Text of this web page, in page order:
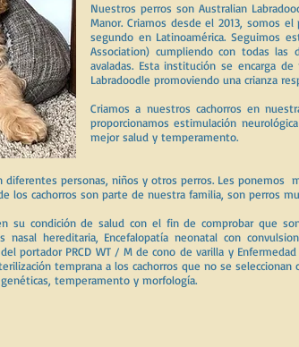
Nuestros perros son Australian
Manor. Criamos desde el 2013, somos
segundo en Latinoamérica. Seguimos
Association) cumpliendo con todas las
avaladas. Esta institución se encarga
Labradoodle promoviendo una crianza
Criamos a nuestros cachorros en
proporcionamos estimulación
mejor salud y temperamento.
diferentes personas, niños y otros perros. Les ponemos
los cachorros son parte de nuestra familia, son perros
su condición de salud con el fin de comprobar que
nasal hereditaria, Encefalopatía neonatal con
portador PRCD WT / M de cono de varilla y
temprana a los cachorros que no se
temperamento y morfología.